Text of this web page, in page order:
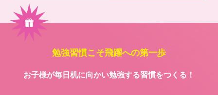
勉強習慣こそ飛躍への第一歩
お子様が毎日机に向かい勉強する習慣をつくる！